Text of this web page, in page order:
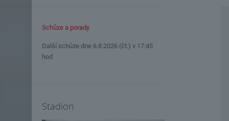
Schůze a porady
Další schůze dne 6.8.2026 (čt.) v 17:45
hod
Stadion